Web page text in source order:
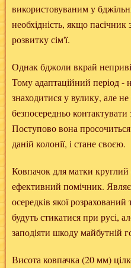
використовуваним у
необхідність, якщо
розвитку сім'ї.
Однак бджоли вкрай
Тому адаптаційний період -
знаходитися у вулику, але
безпосередньо
Поступово вона
даній колонії, і стане своєю.
Ковпачок для матки
ефективний помічник.
осередків якої
будуть стикатися при русі,
заподіяти шкоду майбутній
Висота ковпачка (20 мм)